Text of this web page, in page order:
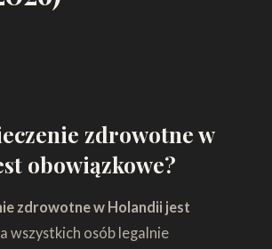
zdrowotne w
obowiązkowe?
zdrowotne w Holandii jest
wszystkich osób legalnie